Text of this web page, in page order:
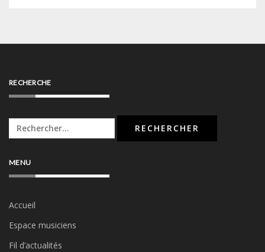
RECHERCHE
Rechercher :
MENU
Accueil
Espace musiciens
Fil d’actualités